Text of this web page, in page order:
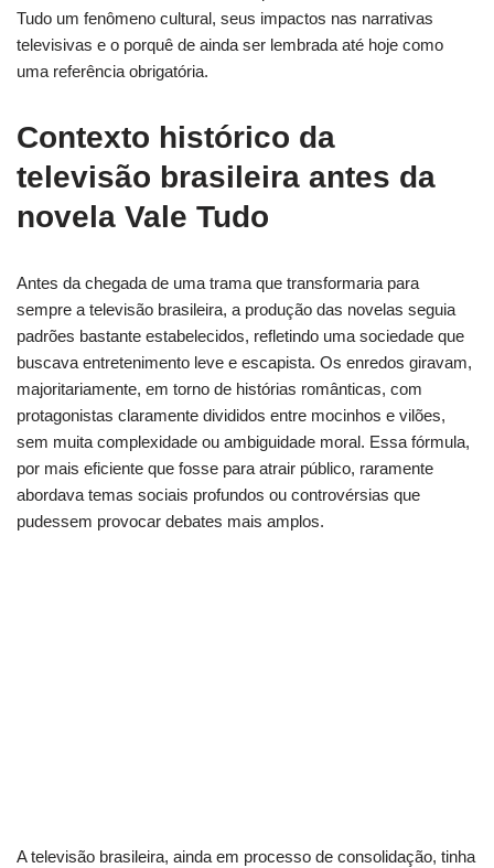
Tudo um fenômeno cultural, seus impactos nas narrativas
televisivas e o porquê de ainda ser lembrada até hoje como
uma referência obrigatória.
Contexto histórico da
televisão brasileira antes da
novela Vale Tudo
Antes da chegada de uma trama que transformaria para
sempre a televisão brasileira, a produção das novelas seguia
padrões bastante estabelecidos, refletindo uma sociedade que
buscava entretenimento leve e escapista. Os enredos giravam,
majoritariamente, em torno de histórias românticas, com
protagonistas claramente divididos entre mocinhos e vilões,
sem muita complexidade ou ambiguidade moral. Essa fórmula,
por mais eficiente que fosse para atrair público, raramente
abordava temas sociais profundos ou controvérsias que
pudessem provocar debates mais amplos.
A televisão brasileira, ainda em processo de consolidação, tinha